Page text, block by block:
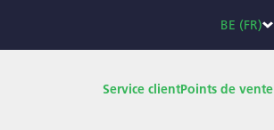
BE (FR)
Service clientPoints de vente